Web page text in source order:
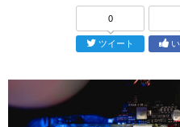
0
ツイート